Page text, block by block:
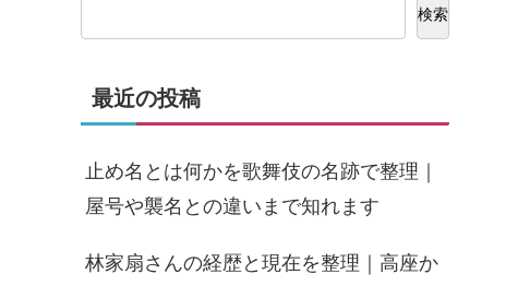
検索
最近の投稿
止め名とは何かを歌舞伎の名跡で整理｜
屋号や襲名との違いまで知れます
林家扇さんの経歴と現在を整理｜高座か